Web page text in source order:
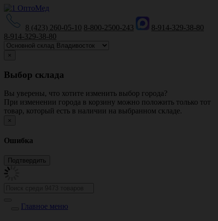
8 (423) 260-05-10 8-800-2500-243
8-914-329-38-80
8-914-329-38-80
×
Выбор склада
Вы уверены, что хотите изменить выбор города?
При изменении города в корзину можно положить только тот
товар, который есть в наличии на выбранном складе.
×
Ошибка
Главное меню